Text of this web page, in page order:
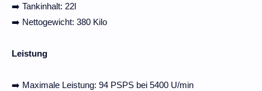
➡️ Tankinhalt: 22l
➡️ Nettogewicht: 380 Kilo
Leistung
➡️ Maximale Leistung: 94 PSPS bei 5400 U/min